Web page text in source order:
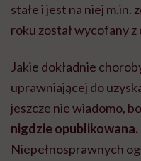
stałe i jest na niej m.in.
roku został wycofany
Jakie dokładnie
uprawniającej do
jeszcze nie wiadomo, bo
nigdzie opublikowana.
Niepełnosprawnych